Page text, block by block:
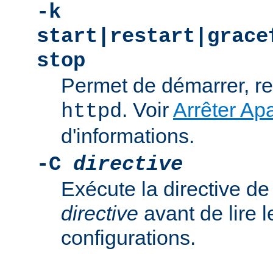
-k
stop
Permet de démarrer,
httpd. VoirArrêter
d'informations.
-C directive
Exécute la directive
directive avant de lire
configurations.